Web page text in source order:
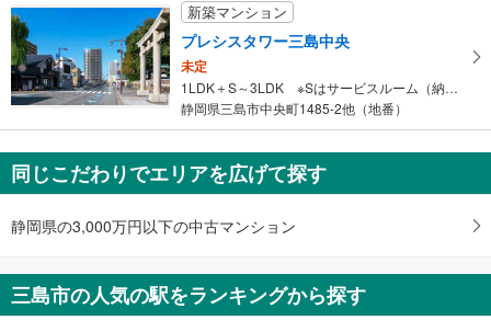
新築マンション
プレシスタワー三島中央
未定
1LDK＋S～3LDK ※Sはサービスルーム（納戸）です。
静岡県三島市中央町1485-2他（地番）
同じこだわりでエリアを広げて探す
静岡県の3,000万円以下の中古マンション
三島市の人気の駅をランキングから探す